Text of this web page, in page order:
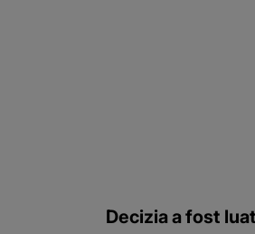
Decizia a fost